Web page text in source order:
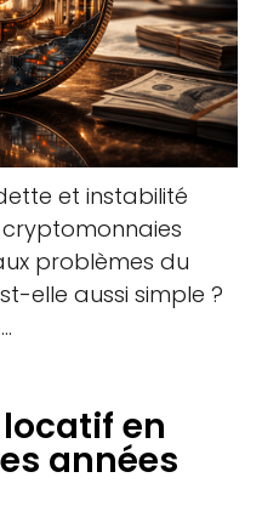
et instabilité
problèmes du
elle aussi simple ?
locatif en
années